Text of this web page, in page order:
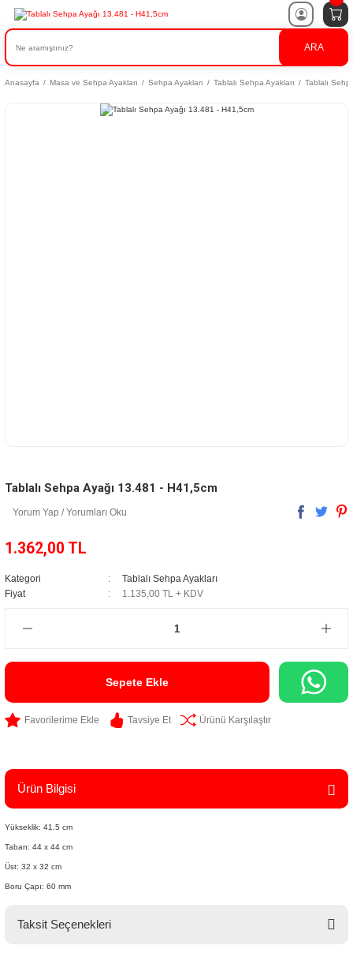
ARA
Anasayfa Masa ve Sehpa Ayakları Sehpa Ayakları Tablalı Sehpa Ayakları Tablalı
Tablalı Sehpa Ayağı 13.481 - H41,5cm
Yorum Yap / Yorumları Oku
1.362,00 TL
Kategori
Tablalı Sehpa Ayakları
Fiyat
1.135,00 TL + KDV
Sepete Ekle
Tavsiye Et Ürünü Karşılaştır
Ürün Bilgisi
Yükseklik: 41.5 cm
Taban: 44 x 44 cm
Üst: 32 x 32 cm
Boru Çapı: 60 mm
Taksit Seçenekleri